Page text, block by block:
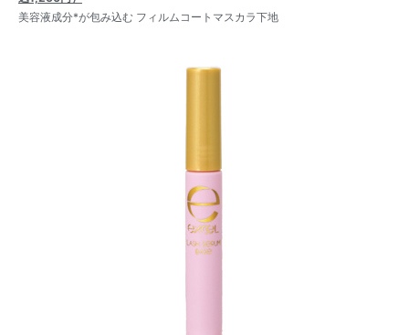
美容液成分*が包み込む フィルムコートマスカラ下地